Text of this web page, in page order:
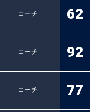
コーチ
62
コーチ
92
コーチ
77